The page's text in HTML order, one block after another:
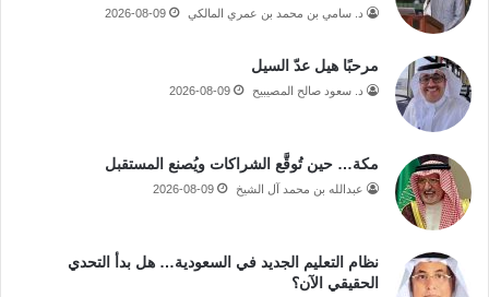
د. سامي بن محمد بن عمري المالكي 2026-08-09
مرحبًا هيل عدّ السيل
د. سعود صالح المصيبيح 2026-08-09
مكة… حين تُوقَّع الشراكات ويُصنع المستقبل
عبدالله بن محمد آل الشيخ 2026-08-09
نظام التعليم الجديد في السعودية… هل بدأ التحدي
الحقيقي الآن؟